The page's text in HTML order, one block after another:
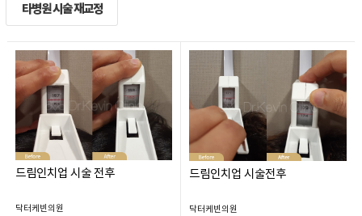
타병원 시술 재교정
드림인치업 시술 전후
닥터케빈의원
드림인치업 시술전후
닥터케빈의원